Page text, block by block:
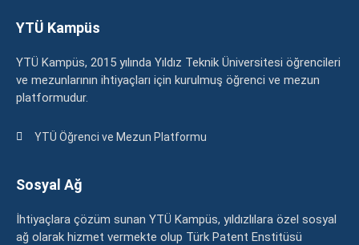
YTÜ Kampüs
YTÜ Kampüs, 2015 yılında Yıldız Teknik Üniversitesi öğrencileri
ve mezunlarının ihtiyaçları için kurulmuş öğrenci ve mezun
platformudur.
YTÜ Öğrenci ve Mezun Platformu
Sosyal Ağ
İhtiyaçlara çözüm sunan YTÜ Kampüs, yıldızlılara özel sosyal
ağ olarak hizmet vermekte olup Türk Patent Enstitüsü